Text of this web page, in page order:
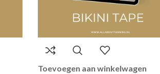
Toevoegen aan winkelwagen